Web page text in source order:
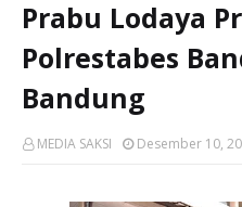
Prabu Lodaya
Polrestabes
Bandung
MEDIA SAKSI Desember 10,